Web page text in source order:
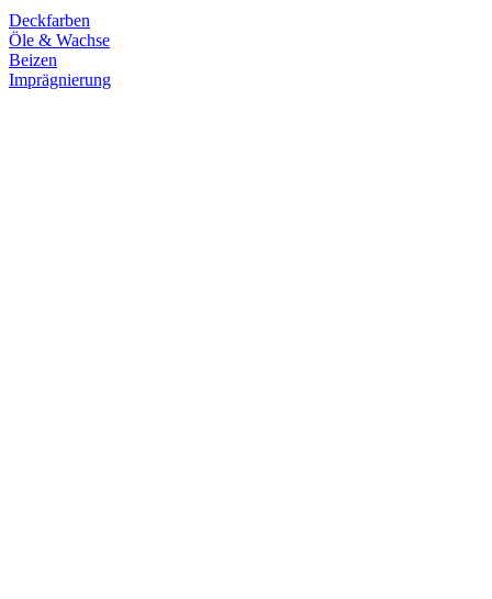
Deckfarben
Öle & Wachse
Beizen
Imprägnierung